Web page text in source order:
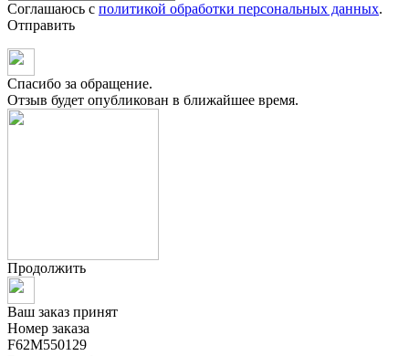
Соглашаюсь с политикой обработки персональных данных.
Отправить
Спасибо за обращение.
Отзыв будет опубликован в ближайшее время.
Продолжить
Ваш заказ принят
Номер заказа
F62M550129